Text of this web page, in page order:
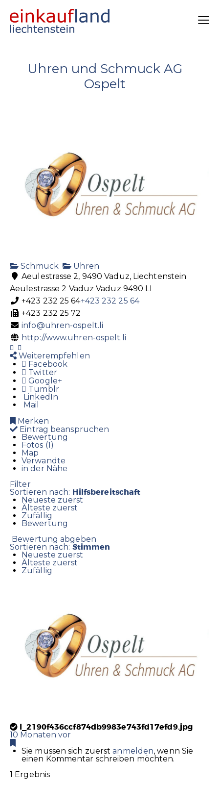
Uhren und Schmuck AG
Ospelt
Schmuck
Uhren
Aeulestrasse 2, 9490 Vaduz, Liechtenstein
Aeulestrasse 2 Vaduz Vaduz 9490 LI
+423 232 25 64+423 232 25 64
+423 232 25 72
info@uhren-ospelt.li
http://www.uhren-ospelt.li
Weiterempfehlen
Facebook
Twitter
Google+
Tumblr
LinkedIn
Mail
Merken
Eintrag beanspruchen
Bewertung
Fotos (1)
Map
Verwandte
in der Nähe
Filter
Sortieren nach: Hilfsbereitschaft
Neueste zuerst
Älteste zuerst
Zufällig
Bewertung
Bewertung abgeben
Sortieren nach: Stimmen
Neueste zuerst
Älteste zuerst
Zufällig
l_2190f436ccf874db9983e743fd17efd9.jpg
10 Monaten vor
Sie müssen sich zuerstanmelden, wenn Sie
einen Kommentar schreiben möchten.
1 Ergebnis